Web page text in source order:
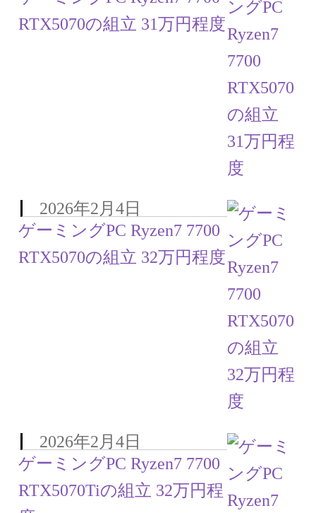
RTX5070の組立 31万円程度
ゲーミングPC Ryzen7 7700
RTX5070の組立 32万円程度
2026年2月4日
ゲーミングPC Ryzen7 7700
RTX5070Tiの組立 32万円程
2026年2月4日